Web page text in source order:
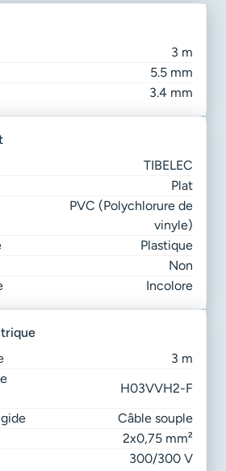
3 m
5.5 mm
3.4 mm
TIBELEC
Plat
PVC (Polychlorure de
vinyle)
Plastique
Non
Incolore
3 m
H03VVH2-F
Câble souple
2x0,75 mm²
300/300 V